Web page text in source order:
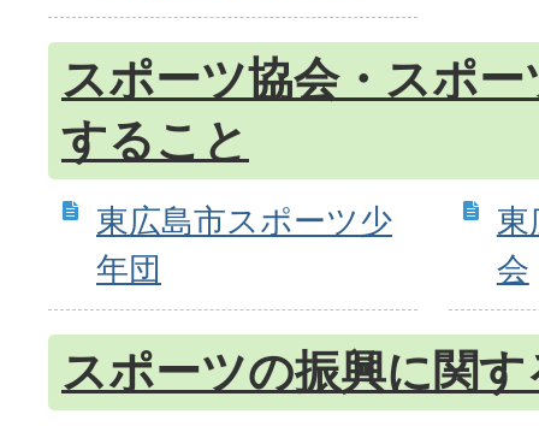
スポーツ協会・スポ
すること
東広島市スポーツ少
年団
東
会
スポーツの振興に関